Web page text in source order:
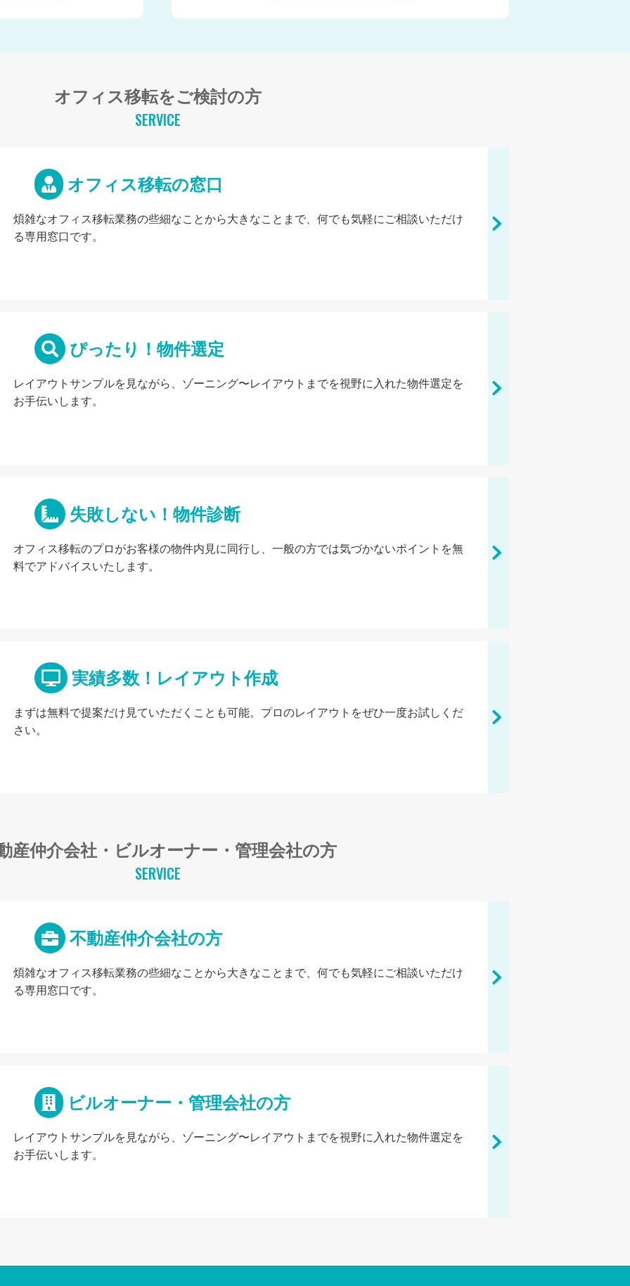
オフィス移転をご検討の方
SERVICE
オフィス移転の窓口
煩雑なオフィス移転業務の些細なことから大きなことまで、何でも気軽にご相談いただけ
る専用窓口です。
ぴったり！物件選定
レイアウトサンプルを見ながら、ゾーニング〜レイアウトまでを視野に入れた物件選定を
お手伝いします。
失敗しない！物件診断
オフィス移転のプロがお客様の物件内見に同行し、一般の方では気づかないポイントを無
料でアドバイスいたします。
実績多数！レイアウト作成
まずは無料で提案だけ見ていただくことも可能。プロのレイアウトをぜひ一度お試しくだ
さい。
産仲介会社・ビルオーナー・管理会社の方
SERVICE
不動産仲介会社の方
煩雑なオフィス移転業務の些細なことから大きなことまで、何でも気軽にご相談いただけ
る専用窓口です。
ビルオーナー・管理会社の方
レイアウトサンプルを見ながら、ゾーニング〜レイアウトまでを視野に入れた物件選定を
お手伝いします。